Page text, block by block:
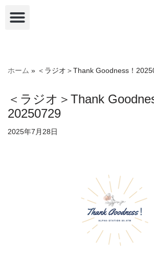
ツ
ス
キ
ホーム » ＜ラジオ＞Thank Goodness！
＜ラジオ＞Thank
20250729
2025年7月28日